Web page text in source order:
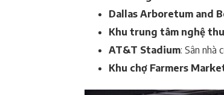
Dallas Arboretum and
Khu trung tâm nghệ
AT&T Stadium: Sân nhà
Khu chợ Farmers